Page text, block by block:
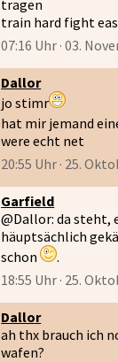
tragen
train hard fight
07:16 Uhr · 03.
Dallor
jo stimr
hat mir jemand
were echt net
20:55 Uhr · 25.
Garfield
@Dallor: da steht,
häuptsächlich
schon
.
18:55 Uhr · 25.
Dallor
ah thx brauch ich
wafen?